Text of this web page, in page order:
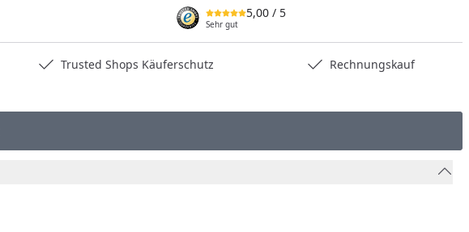
5,00 / 5
Sehr gut
Trusted Shops Käuferschutz Rechnungskauf